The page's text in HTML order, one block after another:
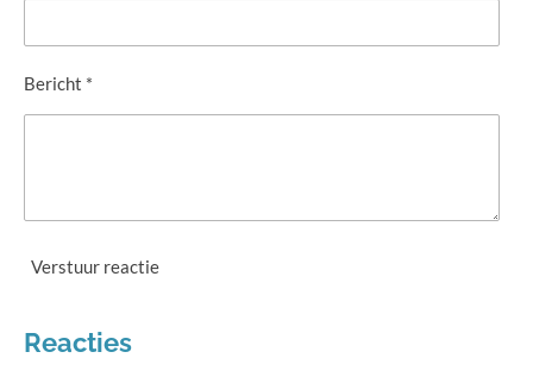
Bericht *
Verstuur reactie
Reacties